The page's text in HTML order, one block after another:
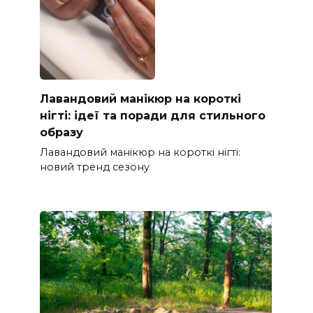
Лавандовий манікюр на короткі
нігті: ідеї та поради для стильного
образу
Лавандовий манікюр на короткі нігті:
новий тренд сезону